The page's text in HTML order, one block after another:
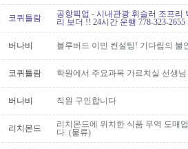
코퀴틀람
공항픽업 - 시내관광 휘슬러 조프
리 보더 !! 24시간 운행 778-323-2655
버나비 블루버드 이민 컨설팅! 기다림의 불
코퀴틀람 학원에서 주요과목 가르치실 선생
버나비 직원 구인합니다
리치몬드
리치몬드에 위치한 식품 무역 도매
다. (물류)